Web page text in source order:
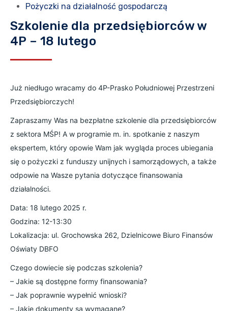
Pożyczki na działalność gospodarczą
Szkolenie dla przedsiębiorców w
4P – 18 lutego
Już niedługo wracamy do 4P-Prasko Południowej Przestrzeni
Przedsiębiorczych!
Zapraszamy Was na bezpłatne szkolenie dla przedsiębiorców
z sektora MŚP! A w programie m. in. spotkanie z naszym
ekspertem, który opowie Wam jak wygląda proces ubiegania
się o pożyczki z funduszy unijnych i samorządowych, a także
odpowie na Wasze pytania dotyczące finansowania
działalności.
Data: 18 lutego 2025 r.
Godzina: 12-13:30
Lokalizacja: ul. Grochowska 262, Dzielnicowe Biuro Finansów
Oświaty DBFO
Czego dowiecie się podczas szkolenia?
– Jakie są dostępne formy finansowania?
– Jak poprawnie wypełnić wnioski?
– Jakie dokumenty są wymagane?